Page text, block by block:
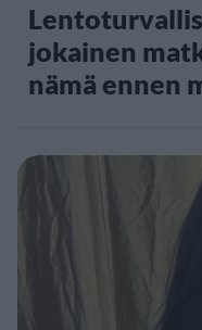
jokainen
nämä ennen